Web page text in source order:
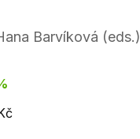
Barvíková (eds.)